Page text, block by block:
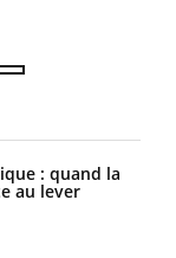
: quand la
au lever